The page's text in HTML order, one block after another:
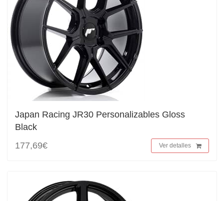
Japan Racing JR30 Personalizables Gloss
Black
177,69€
Ver detalles